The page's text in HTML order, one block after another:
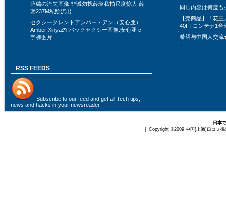
薛璐の流失画像:非诚勿扰薛璐私拍尺度惊人 薛
璐237M私照流出
セクシータレントアンバー・アン（安心亜）
Amber XinyaのIバックセクシー画像:安心亚 c
字裤图片
同じ内容は何度
【売商品】「花
40FTコンテナ1台
希望与中国人交
RSS FEEDS
Subscribe to our feed and get all Tech tips,
news and hacks in your newsreader.
日本
| Copyright ©2009 中国[上海]口コミ掲